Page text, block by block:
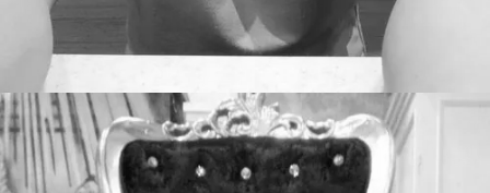
Ar Warin
FOUNDER / CEO